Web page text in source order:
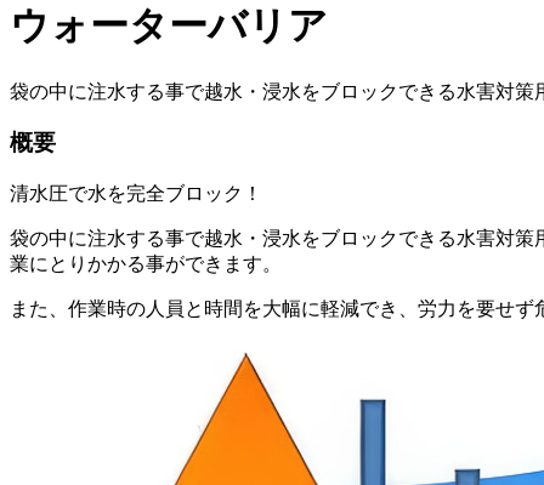
ウォーターバリア
袋の中に注水する事で越水・浸水をブロックできる水害対策
概要
清水圧で水を完全ブロック！
袋の中に注水する事で越水・浸水をブロックできる水害対
業にとりかかる事ができます。
また、作業時の人員と時間を大幅に軽減でき、労力を要せ